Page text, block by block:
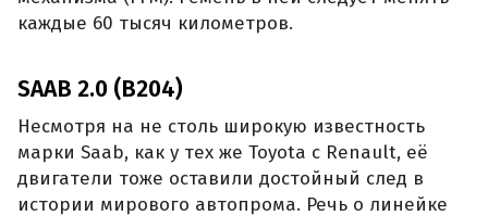
каждые 60 тысяч километров.
SAAB 2.0 (B204)
Несмотря на не столь широкую известность
марки Saab, как у тех же Toyota с Renault, её
двигатели тоже оставили достойный след в
истории мирового автопрома. Речь о линейке